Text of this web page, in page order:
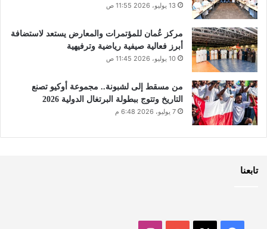
13 يوليو، 2026 11:55 ص
مركز عُمان للمؤتمرات والمعارض يستعد لاستضافة
أبرز فعالية صيفية رياضية وترفيهية
10 يوليو، 2026 11:45 ص
من مسقط إلى لشبونة.. مجموعة أوكيو تصنع
التاريخ وتتوج ببطولة البرتغال الدولية 2026
7 يوليو، 2026 6:48 م
تابعنا